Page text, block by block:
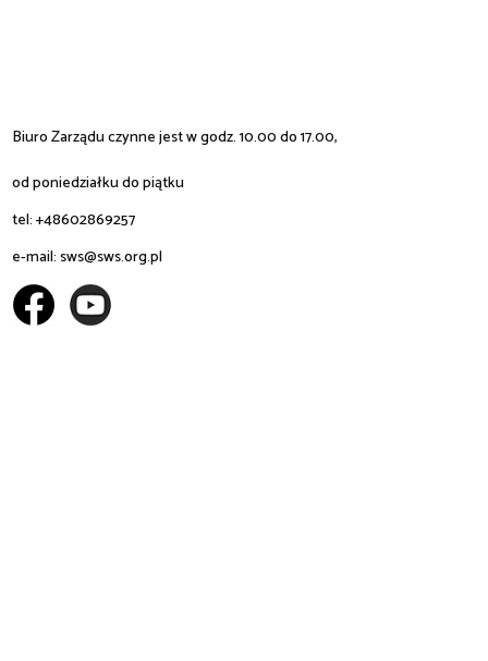
Biuro Zarządu czynne jest w godz. 10.00 do 17.00,
od poniedziałku do piątku
tel: +48602869257
e-mail:sws@sws.org.pl